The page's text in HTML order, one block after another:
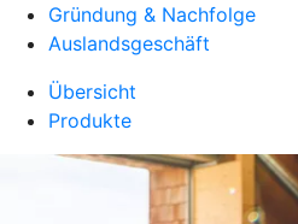
Gründung & Nachfolge
Auslandsgeschäft
Übersicht
Produkte